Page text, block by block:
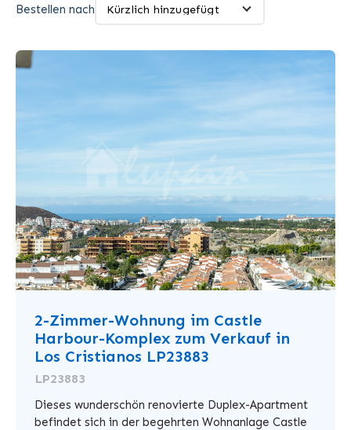
Bestellen nach
2-Zimmer-Wohnung im Castle
Harbour-Komplex zum Verkauf in
Los Cristianos LP23883
LP23883
Dieses wunderschön renovierte Duplex-Apartment
befindet sich in der begehrten Wohnanlage Castle